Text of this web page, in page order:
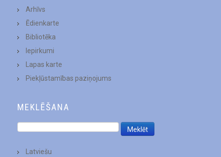
Arhīvs
Ēdienkarte
Bibliotēka
Iepirkumi
Lapas karte
Piekļūstamības paziņojums
MEKLĒŠANA
Latviešu